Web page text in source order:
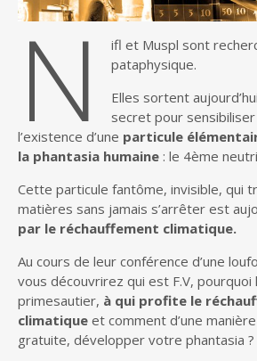
N
ifl et Muspl sont
pataphysique.
Elles sortent
secret pour
l’existence d’une particule
la phantasia humaine : le 4ème
Cette particule fantôme, invisible, qui
matières sans jamais s’arrêter est
par le réchauffement climatique.
Au cours de leur conférence d’une
vous découvrirez qui est F.V, pourquoi
primesautier, à qui profite le
climatique et comment d’une
gratuite, développer votre phantasia ?